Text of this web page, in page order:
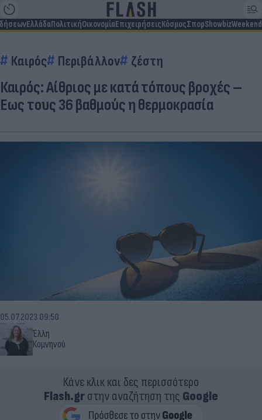
ΕλλάδαΠολιτικήΟικονομίαΕπιχειρήσειςΚόσμοςΣπορShowbizWeekend
Καιρός Περιβάλλον ζέστη
Καιρός: Αίθριος με κατά τόπους βροχές –
Εως τους 36 βαθμούς η θερμοκρασία
Έλλη
Κομνηνού
05.07.2023 09:50
Κάνε κλικ και δες περισσότερο
Flash.grστην αναζήτηση της Google